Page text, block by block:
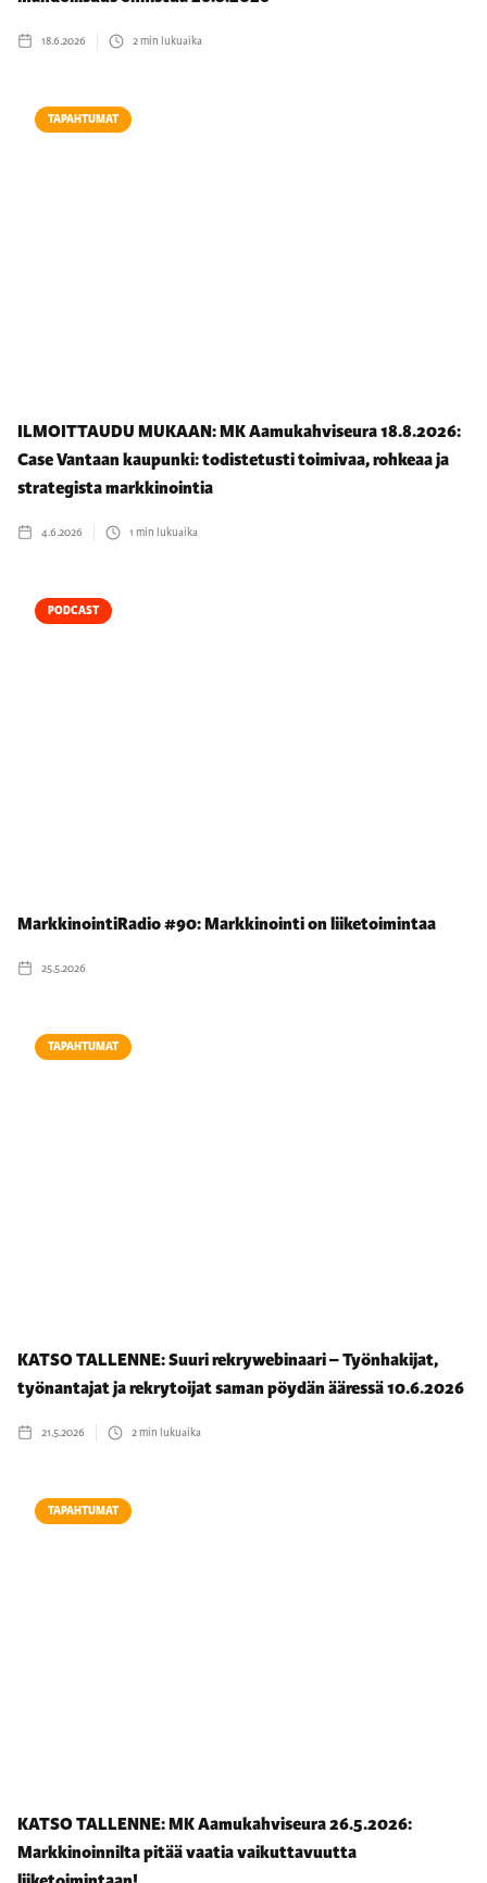
18.6.2026 2min lukuaika
TAPAHTUMAT
ILMOITTAUDU MUKAAN: MK Aamukahviseura 18.8.2026:
Case Vantaan kaupunki: todistetusti toimivaa, rohkeaa ja
strategista markkinointia
4.6.2026 1 min lukuaika
PODCAST
MarkkinointiRadio #90: Markkinointi on liiketoimintaa
25.5.2026
TAPAHTUMAT
KATSO TALLENNE: Suuri rekrywebinaari – Työnhakijat,
työnantajat ja rekrytoijat saman pöydän ääressä 10.6.2026
21.5.2026 2min lukuaika
TAPAHTUMAT
KATSO TALLENNE: MK Aamukahviseura 26.5.2026:
Markkinoinnilta pitää vaatia vaikuttavuutta